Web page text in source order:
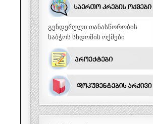
გენდერული თანასწორობის
საბჭოს სხდომის ოქმები